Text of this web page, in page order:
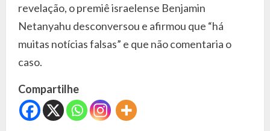
revelação, o premiê israelense Benjamin
Netanyahu desconversou e afirmou que “há
muitas notícias falsas” e que não comentaria o
caso.
Compartilhe